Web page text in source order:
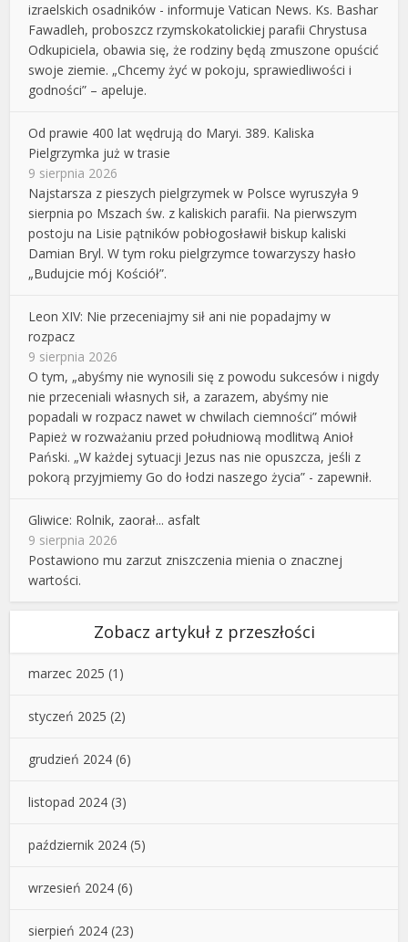
izraelskich osadników - informuje Vatican News. Ks. Bashar
Fawadleh, proboszcz rzymskokatolickiej parafii Chrystusa
Odkupiciela, obawia się, że rodziny będą zmuszone opuścić
swoje ziemie. „Chcemy żyć w pokoju, sprawiedliwości i
godności” – apeluje.
Od prawie 400 lat wędrują do Maryi. 389. Kaliska
Pielgrzymka już w trasie
9 sierpnia 2026
Najstarsza z pieszych pielgrzymek w Polsce wyruszyła 9
sierpnia po Mszach św. z kaliskich parafii. Na pierwszym
postoju na Lisie pątników pobłogosławił biskup kaliski
Damian Bryl. W tym roku pielgrzymce towarzyszy hasło
„Budujcie mój Kościół”.
Leon XIV: Nie przeceniajmy sił ani nie popadajmy w
rozpacz
9 sierpnia 2026
O tym, „abyśmy nie wynosili się z powodu sukcesów i nigdy
nie przeceniali własnych sił, a zarazem, abyśmy nie
popadali w rozpacz nawet w chwilach ciemności” mówił
Papież w rozważaniu przed południową modlitwą Anioł
Pański. „W każdej sytuacji Jezus nas nie opuszcza, jeśli z
pokorą przyjmiemy Go do łodzi naszego życia” - zapewnił.
Gliwice: Rolnik, zaorał... asfalt
9 sierpnia 2026
Postawiono mu zarzut zniszczenia mienia o znacznej
wartości.
Zobacz artykuł z przeszłości
marzec 2025 (1)
styczeń 2025 (2)
grudzień 2024 (6)
listopad 2024 (3)
październik 2024 (5)
wrzesień 2024 (6)
sierpień 2024 (23)